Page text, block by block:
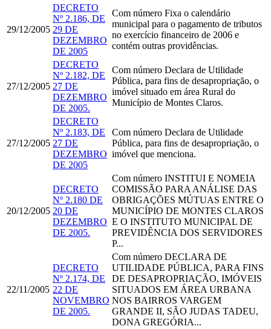
29/12/2005
DECRETO
Nº 2.186, DE
29 DE
DEZEMBRO
DE 2005
Com número Fixa o calendário
municipal para o pagamento de tributos
no exercício financeiro de 2006 e
contém outras providências.
27/12/2005
DECRETO
Nº 2.182, DE
27 DE
DEZEMBRO
DE 2005.
Com número Declara de Utilidade
Pública, para fins de desapropriação, o
imóvel situado em área Rural do
Município de Montes Claros.
27/12/2005
DECRETO
Nº 2.183, DE
27 DE
DEZEMBRO
DE 2005
Com número Declara de Utilidade
Pública, para fins de desapropriação, o
imóvel que menciona.
20/12/2005
DECRETO
Nº 2.180 DE
20 DE
DEZEMBRO
DE 2005.
Com número INSTITUI E NOMEIA
COMISSÃO PARA ANÁLISE DAS
OBRIGAÇÕES MÚTUAS ENTRE O
MUNICÍPIO DE MONTES CLAROS
E O INSTITUTO MUNICIPAL DE
PREVIDÊNCIA DOS SERVIDORES
P...
22/11/2005
DECRETO
Nº 2.174, DE
22 DE
NOVEMBRO
DE 2005.
Com número DECLARA DE
UTILIDADE PÚBLICA, PARA FINS
DE DESAPROPRIAÇÃO, IMÓVEIS
SITUADOS EM ÁREA URBANA
NOS BAIRROS VARGEM
GRANDE II, SÃO JUDAS TADEU,
DONA GREGÓRIA...